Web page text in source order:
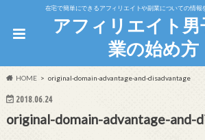
在宅で簡単にできるアフィリエイトや副業についての情報
アフィリエイト男
業の始め方
HOME original-domain-advantage-and-disadvantage
2018.06.24
original-domain-advantage-and-